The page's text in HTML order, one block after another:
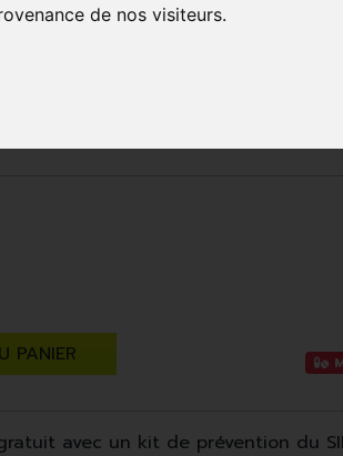
de nos visiteurs.
PANIER
avec un kit de prévention du